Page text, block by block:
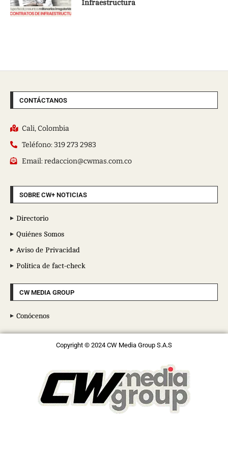
Infraestructura
CONTÁCTANOS
Cali, Colombia
Teléfono: 319 273 2983
Email: redaccion@cwmas.com.co
SOBRE CW+ NOTICIAS
Directorio
Quiénes Somos
Aviso de Privacidad
Política de fact-check
CW MEDIA GROUP
Conócenos
Copyright © 2024 CW Media Group S.A.S